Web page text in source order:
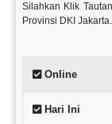
Silahkan Klik
Provinsi DKI Jakarta.
Online
Hari Ini